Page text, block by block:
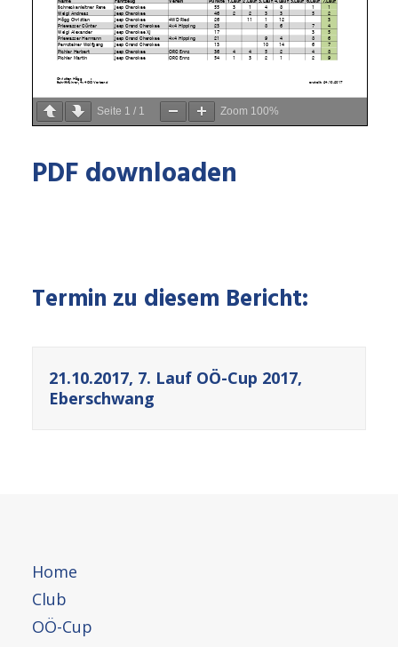
Seite 1 / 1 Zoom 100%
PDF downloaden
Termin zu diesem Bericht:
21.10.2017, 7. Lauf OÖ-Cup 2017,
Eberschwang
Home
Club
OÖ-Cup